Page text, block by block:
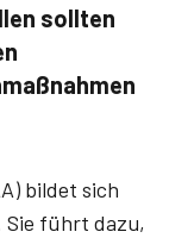
sollten
bildet sich
Sie führt dazu,